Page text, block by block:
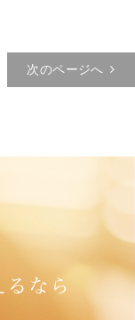
次のページへ